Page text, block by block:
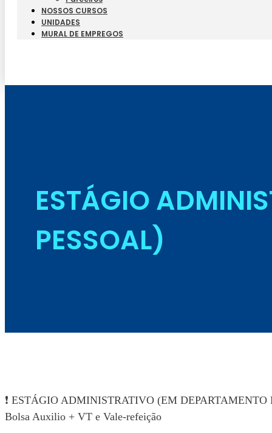
NOSSOS CURSOS
UNIDADES
MURAL DE EMPREGOS
ESTÁGIO
PESSOAL)
❗ ESTÁGIO ADMINISTRATIVO (EM DEPARTAMENTO
Bolsa Auxilio + VT e Vale-refeição